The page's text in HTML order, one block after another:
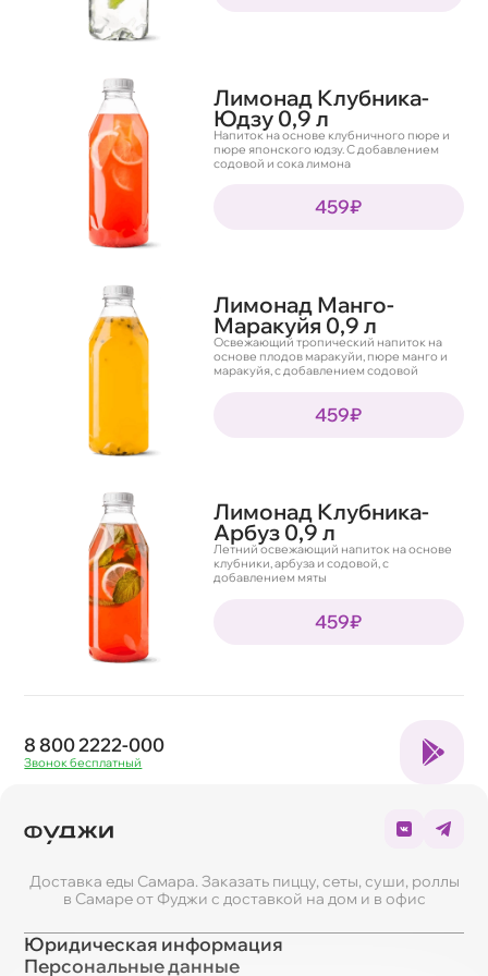
Лимонад Клубника-
Юдзу 0,9 л
Напиток на основе клубничного пюре и
пюре японского юдзу. С добавлением
содовой и сока лимона
459₽
Лимонад Манго-
Маракуйя 0,9 л
Освежающий тропический напиток на
основе плодов маракуйи, пюре манго и
маракуйя, с добавлением содовой
459₽
Лимонад Клубника-
Арбуз 0,9 л
Летний освежающий напиток на основе
клубники, арбуза и содовой, с
добавлением мяты
459₽
8 800 2222-000
Звонок бесплатный
Доставка еды Самара. Заказать пиццу, сеты, суши, роллы
в Самаре от Фуджи с доставкой на дом и в офис
Юридическая информация
Персональные данные